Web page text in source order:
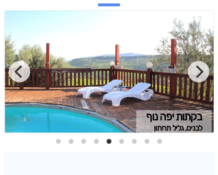
בקתות יפה נוף
לבנים, גליל תחתון